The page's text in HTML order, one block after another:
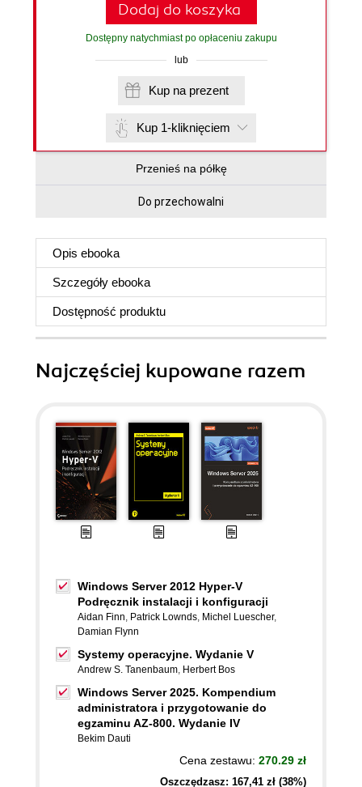
Dodaj do koszyka
Dostępny natychmiast po opłaceniu zakupu
lub
Kup na prezent
Kup 1-kliknięciem
Przenieś na półkę
Do przechowalni
Opis ebooka
Szczegóły ebooka
Dostępność produktu
Najczęściej kupowane razem
Windows Server 2012 Hyper-V
Podręcznik instalacji i konfiguracji
Aidan Finn, Patrick Lownds, Michel Luescher,
Damian Flynn
Systemy operacyjne. Wydanie V
Andrew S. Tanenbaum, Herbert Bos
Windows Server 2025. Kompendium
administratora i przygotowanie do
egzaminu AZ-800. Wydanie IV
Bekim Dauti
Cena zestawu: 270.29 zł
Oszczędzasz: 167,41 zł (38%)